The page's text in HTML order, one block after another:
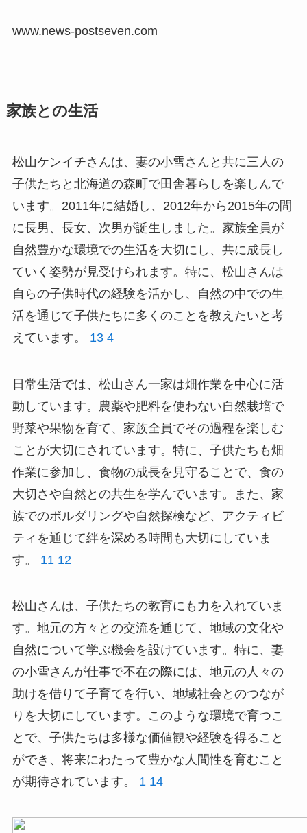
www.news-postseven.com
家族との生活
松山ケンイチさんは、妻の小雪さんと共に三人の
子供たちと北海道の森町で田舎暮らしを楽しんで
います。2011年に結婚し、2012年から2015年の間
に長男、長女、次男が誕生しました。家族全員が
自然豊かな環境での生活を大切にし、共に成長し
ていく姿勢が見受けられます。特に、松山さんは
自らの子供時代の経験を活かし、自然の中での生
活を通じて子供たちに多くのことを教えたいと考
えています。 13 4
日常生活では、松山さん一家は畑作業を中心に活
動しています。農薬や肥料を使わない自然栽培で
野菜や果物を育て、家族全員でその過程を楽しむ
ことが大切にされています。特に、子供たちも畑
作業に参加し、食物の成長を見守ることで、食の
大切さや自然との共生を学んでいます。また、家
族でのボルダリングや自然探検など、アクティビ
ティを通じて絆を深める時間も大切にしていま
す。 11 12
松山さんは、子供たちの教育にも力を入れていま
す。地元の方々との交流を通じて、地域の文化や
自然について学ぶ機会を設けています。特に、妻
の小雪さんが仕事で不在の際には、地元の人々の
助けを借りて子育てを行い、地域社会とのつなが
りを大切にしています。このような環境で育つこ
とで、子供たちは多様な価値観や経験を得ること
ができ、将来にわたって豊かな人間性を育むこと
が期待されています。 1 14